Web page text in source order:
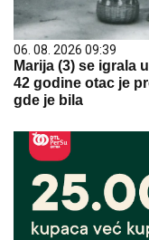
06. 08. 2026 09:39
Marija (3) se igrala
42 godine otac je
gde je bila